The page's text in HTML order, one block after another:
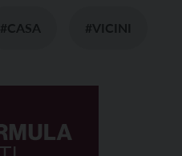
#CASA #VICINI